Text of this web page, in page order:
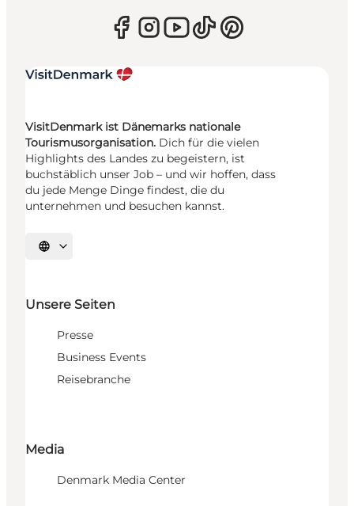
VisitDenmark ist Dänemarks nationale
Tourismusorganisation. Dich für die vielen
Highlights des Landes zu begeistern, ist
buchstäblich unser Job – und wir hoffen, dass
du jede Menge Dinge findest, die du
unternehmen und besuchen kannst.
Sprache auswählen
Unsere Seiten
Presse
Business Events
Reisebranche
Media
Denmark Media Center